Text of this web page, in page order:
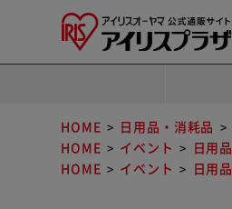
HOME 日用品・消耗品
HOME
イベント 日用品
HOME
イベント 日用品